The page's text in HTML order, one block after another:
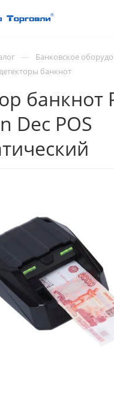
— Банковское
банкнот
банкнот
Dec POS